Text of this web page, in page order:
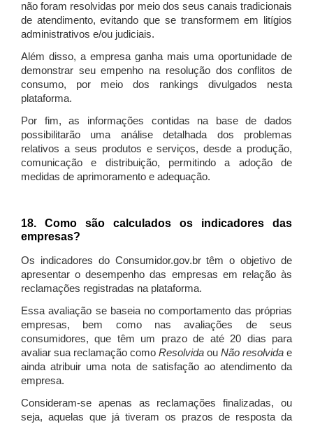
não foram resolvidas por meio dos seus canais tradicionais
de atendimento, evitando que se transformem em litígios
administrativos e/ou judiciais.
Além disso, a empresa ganha mais uma oportunidade de
demonstrar seu empenho na resolução dos conflitos de
consumo, por meio dos rankings divulgados nesta
plataforma.
Por fim, as informações contidas na base de dados
possibilitarão uma análise detalhada dos problemas
relativos a seus produtos e serviços, desde a produção,
comunicação e distribuição, permitindo a adoção de
medidas de aprimoramento e adequação.
18. Como são calculados os indicadores das
empresas?
Os indicadores do Consumidor.gov.br têm o objetivo de
apresentar o desempenho das empresas em relação às
reclamações registradas na plataforma.
Essa avaliação se baseia no comportamento das próprias
empresas, bem como nas avaliações de seus
consumidores, que têm um prazo de até 20 dias para
avaliar sua reclamação como Resolvida ou Não resolvida e
ainda atribuir uma nota de satisfação ao atendimento da
empresa.
Consideram-se apenas as reclamações finalizadas, ou
seja, aquelas que já tiveram os prazos de resposta da